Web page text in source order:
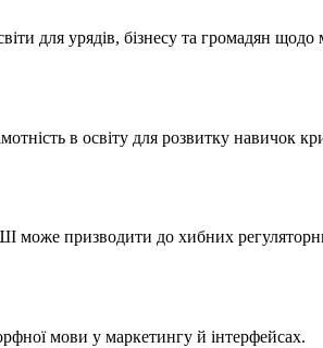
для урядів, бізнесу та громадян
в освіту для розвитку навичок
може призводити до хибних
мови у маркетингу й інтерфейсах.